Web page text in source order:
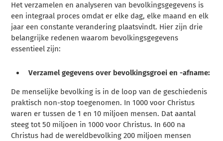
Het verzamelen en analyseren van bevolkingsgegevens is
een integraal proces omdat er elke dag, elke maand en elk
jaar een constante verandering plaatsvindt. Hier zijn drie
belangrijke redenen waarom bevolkingsgegevens
essentieel zijn:
Verzamel gegevens over bevolkingsgroei en -afname:
De menselijke bevolking is in de loop van de geschiedenis
praktisch non-stop toegenomen. In 1000 voor Christus
waren er tussen de 1 en 10 miljoen mensen. Dat aantal
steeg tot 50 miljoen in 1000 voor Christus. In 600 na
Christus had de wereldbevolking 200 miljoen mensen